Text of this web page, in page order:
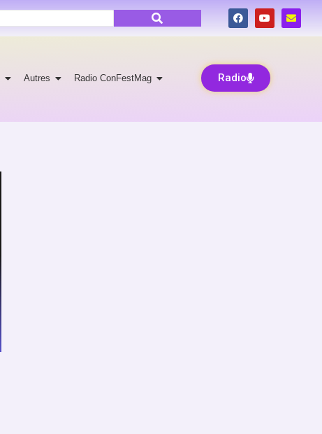
Autres Radio ConFestMag Radio